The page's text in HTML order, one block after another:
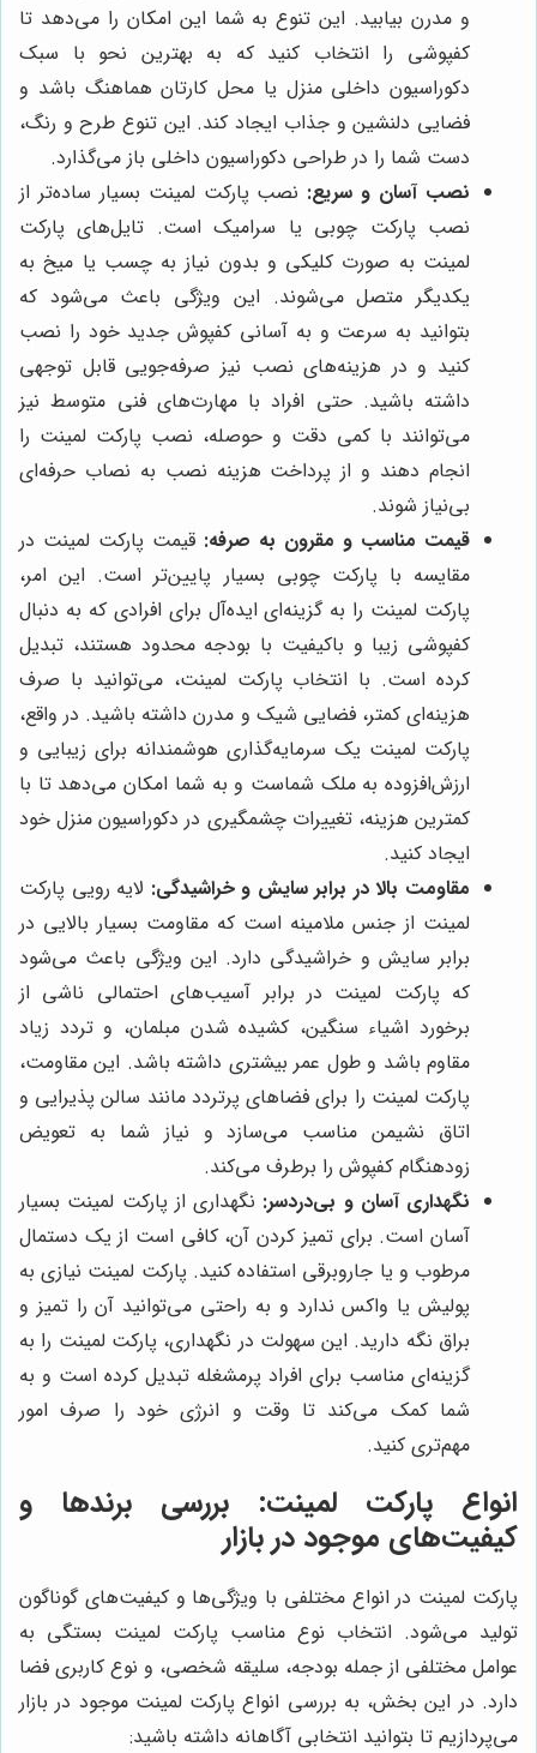
و مدرن بیابید. این تنوع به شما این امکان را می‌دهد تا
کفپوشی را انتخاب کنید که به بهترین نحو با سبک
دکوراسیون داخلی منزل یا محل کارتان هماهنگ باشد و
فضایی دلنشین و جذاب ایجاد کند. این تنوع طرح و رنگ،
دست شما را در طراحی دکوراسیون داخلی باز می‌گذارد.
نصب آسان و سریع: نصب پارکت لمینت بسیار ساده‌تر از
نصب پارکت چوبی یا سرامیک است. تایل‌های پارکت
لمینت به صورت کلیکی و بدون نیاز به چسب یا میخ به
یکدیگر متصل می‌شوند. این ویژگی باعث می‌شود که
بتوانید به سرعت و به آسانی کفپوش جدید خود را نصب
کنید و در هزینه‌های نصب نیز صرفه‌جویی قابل توجهی
داشته باشید. حتی افراد با مهارت‌های فنی متوسط نیز
می‌توانند با کمی دقت و حوصله، نصب پارکت لمینت را
انجام دهند و از پرداخت هزینه نصب به نصاب حرفه‌ای
بی‌نیاز شوند.
قیمت مناسب و مقرون به صرفه: قیمت پارکت لمینت در
مقایسه با پارکت چوبی بسیار پایین‌تر است. این امر،
پارکت لمینت را به گزینه‌ای ایده‌آل برای افرادی که به دنبال
کفپوشی زیبا و باکیفیت با بودجه محدود هستند، تبدیل
کرده است. با انتخاب پارکت لمینت، می‌توانید با صرف
هزینه‌ای کمتر، فضایی شیک و مدرن داشته باشید. در واقع،
پارکت لمینت یک سرمایه‌گذاری هوشمندانه برای زیبایی و
ارزش‌افزوده به ملک شماست و به شما امکان می‌دهد تا با
کمترین هزینه، تغییرات چشمگیری در دکوراسیون منزل خود
ایجاد کنید.
مقاومت بالا در برابر سایش و خراشیدگی: لایه رویی پارکت
لمینت از جنس ملامینه است که مقاومت بسیار بالایی در
برابر سایش و خراشیدگی دارد. این ویژگی باعث می‌شود
که پارکت لمینت در برابر آسیب‌های احتمالی ناشی از
برخورد اشیاء سنگین، کشیده شدن مبلمان، و تردد زیاد
مقاوم باشد و طول عمر بیشتری داشته باشد. این مقاومت،
پارکت لمینت را برای فضاهای پرتردد مانند سالن پذیرایی و
اتاق نشیمن مناسب می‌سازد و نیاز شما به تعویض
زودهنگام کفپوش را برطرف می‌کند.
نگهداری آسان و بی‌دردسر: نگهداری از پارکت لمینت بسیار
آسان است. برای تمیز کردن آن، کافی است از یک دستمال
مرطوب و یا جاروبرقی استفاده کنید. پارکت لمینت نیازی به
پولیش یا واکس ندارد و به راحتی می‌توانید آن را تمیز و
براق نگه دارید. این سهولت در نگهداری، پارکت لمینت را به
گزینه‌ای مناسب برای افراد پرمشغله تبدیل کرده است و به
شما کمک می‌کند تا وقت و انرژی خود را صرف امور
مهم‌تری کنید.
انواع پارکت لمینت: بررسی برندها و
کیفیت‌های موجود در بازار
پارکت لمینت در انواع مختلفی با ویژگی‌ها و کیفیت‌های گوناگون
تولید می‌شود. انتخاب نوع مناسب پارکت لمینت بستگی به
عوامل مختلفی از جمله بودجه، سلیقه شخصی، و نوع کاربری فضا
دارد. در این بخش، به بررسی انواع پارکت لمینت موجود در بازار
می‌پردازیم تا بتوانید انتخابی آگاهانه داشته باشید: